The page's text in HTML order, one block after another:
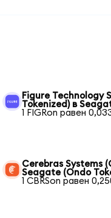
Figure Technology
Tokenized) в
1 FIGRon равен
Cerebras Systems
Seagate (Ondo
1 CBRSon равен